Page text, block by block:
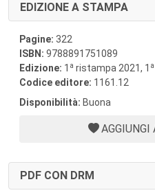
EDIZIONE A STAMPA
Pagine: 322
ISBN: 9788891751089
Edizione: 1 a ristampa 2021, 1 a
Codice editore: 1161.12
Disponibilità: Buona
AGGIUNGI
PDF CON DRM